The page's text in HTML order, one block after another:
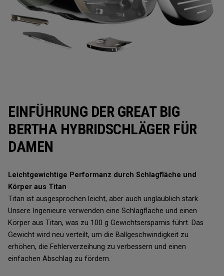
EINFÜHRUNG DER GREAT BIG
BERTHA HYBRIDSCHLÄGER FÜR
DAMEN
Leichtgewichtige Performanz durch Schlagfläche und
Körper aus Titan
Titan ist ausgesprochen leicht, aber auch unglaublich stark.
Unsere Ingenieure verwenden eine Schlagfläche und einen
Körper aus Titan, was zu 100 g Gewichtsersparnis führt. Das
Gewicht wird neu verteilt, um die Ballgeschwindigkeit zu
erhöhen, die Fehlerverzeihung zu verbessern und einen
einfachen Abschlag zu fördern.